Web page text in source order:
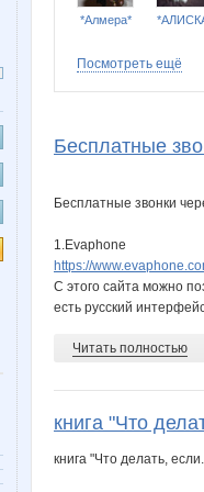
*Алмера*
Ocelot
Посмотреть ещё
Бесплатные
Бесплатные звонки
1.Evaphone
https://
С этого сайта можно
есть русский
Читать полностью
книга "Что
книга "Что делать,